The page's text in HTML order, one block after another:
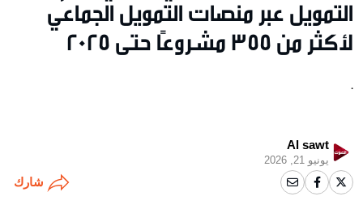
التمويل عبر منصات التمويل الجماعي
لأكثر من 355 مشروعًا حتى 2025
.
Al sawt
يونيو 21, 2026
شارك